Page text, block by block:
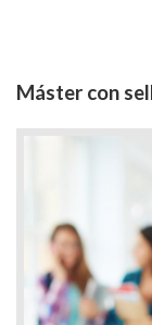
Máster con